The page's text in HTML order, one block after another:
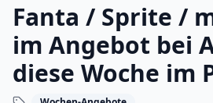
Fanta / Sprite /
im Angebot bei
diese Woche im